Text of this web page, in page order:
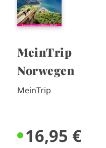
e
MeinTrip
Norwegen
MeinTrip
16,95 €